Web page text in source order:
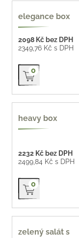
elegance box
2098 Kč bez DPH
2349,76 Kč s DPH
Přidat do košíku
0
heavy box
2232 Kč bez DPH
2499,84 Kč s DPH
Přidat do košíku
0
zelený salát s